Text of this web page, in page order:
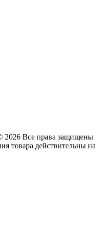
Все права защищены
товара действительны на